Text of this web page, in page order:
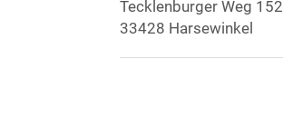
Tecklenburger Weg 152
33428 Harsewinkel